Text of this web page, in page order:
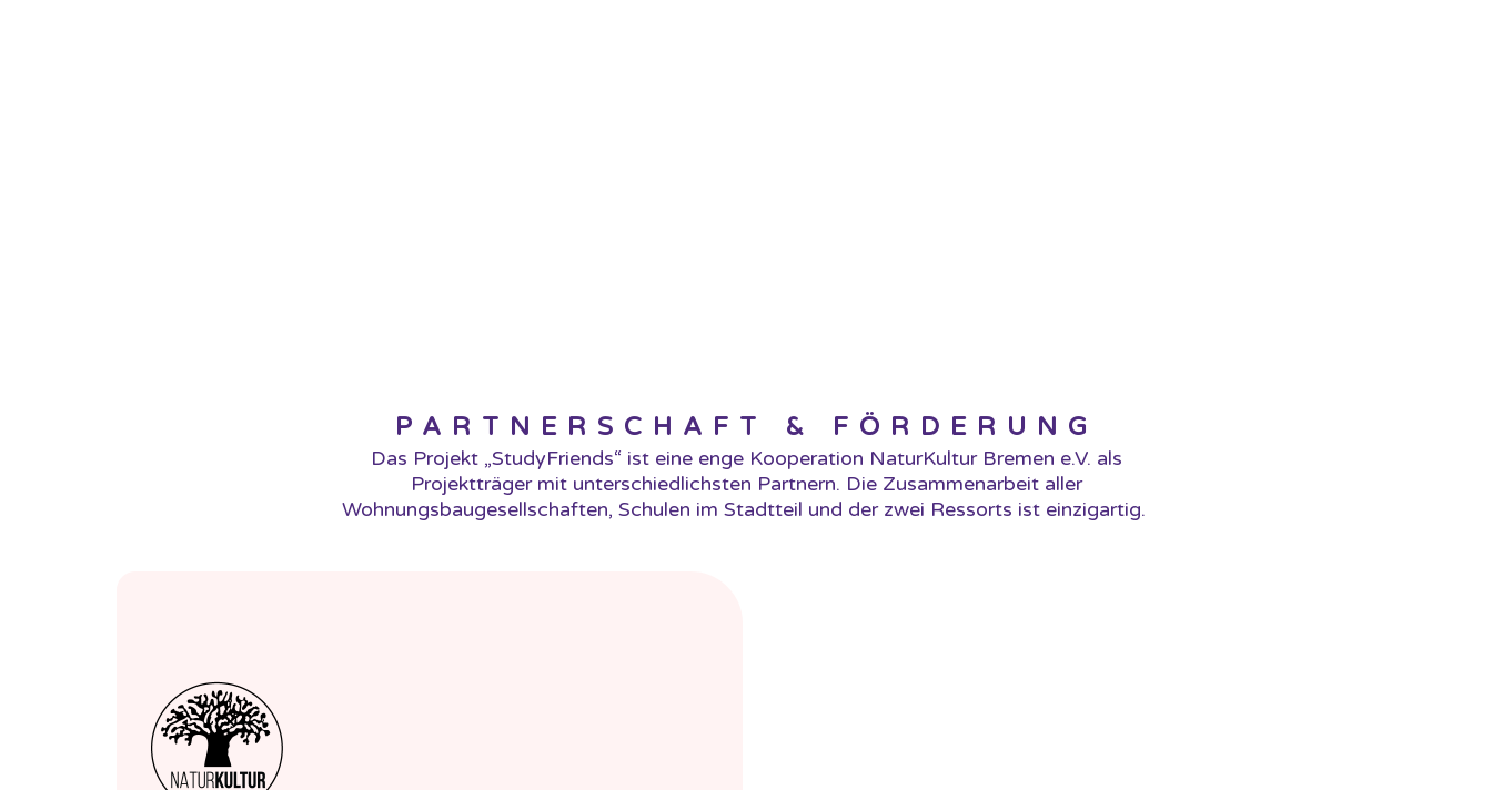
PARTNERSCHAFT & FÖRDERUNG
Das Projekt „StudyFriends“ ist eine enge Kooperation NaturKultur Bremen e.V. als
Projektträger mit unterschiedlichsten Partnern. Die Zusammenarbeit aller
Wohnungsbaugesellschaften, Schulen im Stadtteil und der zwei Ressorts ist einzigartig.